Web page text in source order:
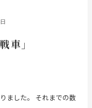
車」
ました。 それまでの数